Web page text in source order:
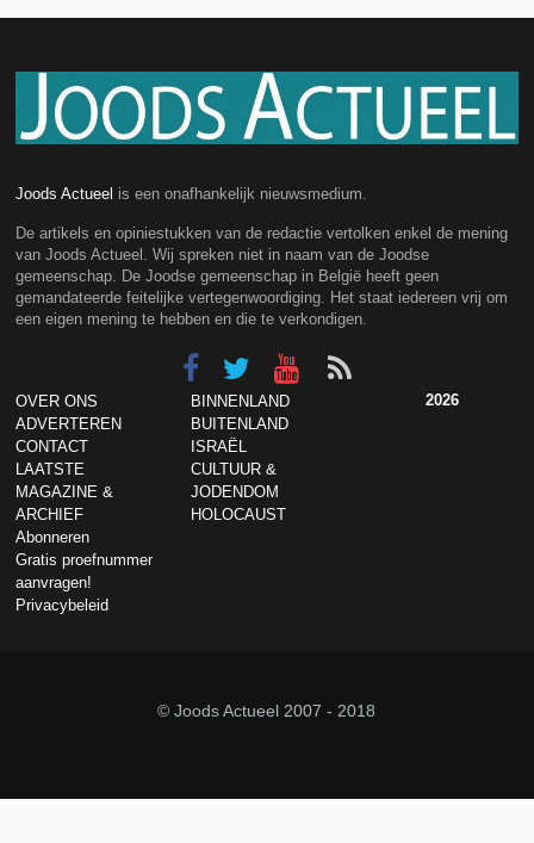
Joods Actueel is een onafhankelijk nieuwsmedium.
De artikels en opiniestukken van de redactie vertolken enkel de mening
van Joods Actueel. Wij spreken niet in naam van de Joodse
gemeenschap. De Joodse gemeenschap in België heeft geen
gemandateerde feitelijke vertegenwoordiging. Het staat iedereen vrij om
een eigen mening te hebben en die te verkondigen.
OVER ONS
ADVERTEREN
CONTACT
LAATSTE
MAGAZINE &
ARCHIEF
Abonneren
Gratis proefnummer
aanvragen!
Privacybeleid
BINNENLAND
BUITENLAND
ISRAËL
CULTUUR &
JODENDOM
HOLOCAUST
2026
© Joods Actueel 2007 - 2018